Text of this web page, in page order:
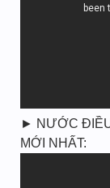
► NƯỚC
MỚI NHẤT: